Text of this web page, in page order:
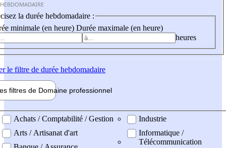
la durée hebdomadaire :
minimale (en heure) Durée maximale (en heure)
heures
le filtre de durée hebdomadaire
filtres de Domaine professionnel
professionel
Achats / Comptabilité / Gestion
Arts / Artisanat d'art
Industrie
Informatique /
Télécommunication